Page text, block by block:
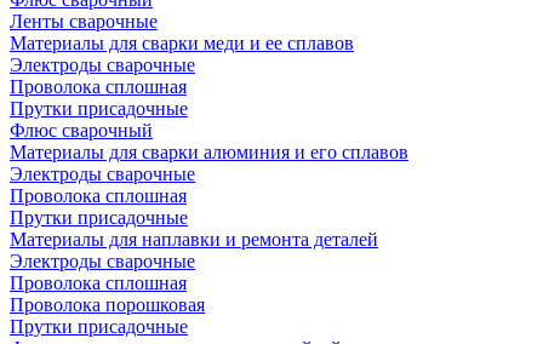
Ленты сварочные
Материалы для сварки меди и ее сплавов
Электроды сварочные
Проволока сплошная
Прутки присадочные
Флюс сварочный
Материалы для сварки алюминия и его сплавов
Электроды сварочные
Проволока сплошная
Прутки присадочные
Материалы для наплавки и ремонта деталей
Электроды сварочные
Проволока сплошная
Проволока порошковая
Прутки присадочные